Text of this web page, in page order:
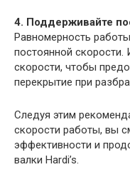
4. Поддерживайте
Равномерность
постоянной скорости.
скорости, чтобы
перекрытие при
Следуя этим
скорости работы, вы
эффективности и
валки Hardi’s.